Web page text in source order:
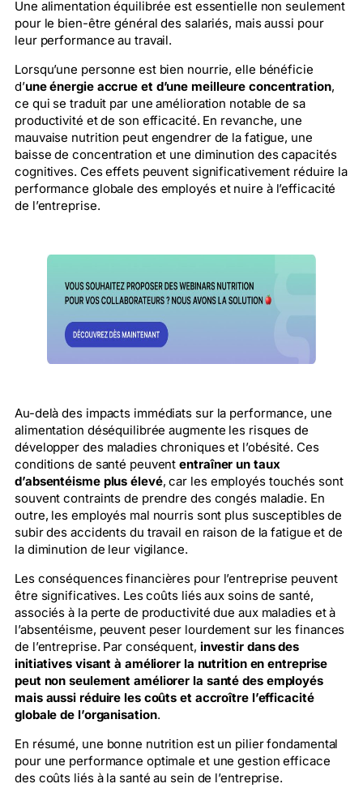
Une alimentation équilibrée est essentielle non seulement
pour le bien-être général des salariés, mais aussi pour
leur performance au travail.
Lorsqu’une personne est bien nourrie, elle bénéficie
d’une énergie accrue et d’une meilleure concentration,
ce qui se traduit par une amélioration notable de sa
productivité et de son efficacité. En revanche, une
mauvaise nutrition peut engendrer de la fatigue, une
baisse de concentration et une diminution des capacités
cognitives. Ces effets peuvent significativement réduire la
performance globale des employés et nuire à l’efficacité
de l’entreprise.
Au-delà des impacts immédiats sur la performance, une
alimentation déséquilibrée augmente les risques de
développer des maladies chroniques et l’obésité. Ces
conditions de santé peuvententraîner un taux
d’absentéisme plus élevé, car les employés touchés sont
souvent contraints de prendre des congés maladie. En
outre, les employés mal nourris sont plus susceptibles de
subir des accidents du travail en raison de la fatigue et de
la diminution de leur vigilance.
Les conséquences financières pour l’entreprise peuvent
être significatives. Les coûts liés aux soins de santé,
associés à la perte de productivité due aux maladies et à
l’absentéisme, peuvent peser lourdement sur les finances
de l’entreprise. Par conséquent, investir dans des
initiatives visant à améliorer la nutrition en entreprise
peut non seulement améliorer la santé des employés
mais aussi réduire les coûts et accroître l’efficacité
globale de l’organisation.
En résumé, une bonne nutrition est un pilier fondamental
pour une performance optimale et une gestion efficace
des coûts liés à la santé au sein de l’entreprise.